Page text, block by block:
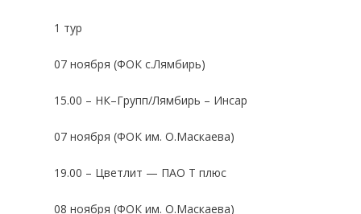
1 тур
07 ноября (ФОК с.Лямбирь)
15.00 – НК–Групп/Лямбирь – Инсар
07 ноября (ФОК им. О.Маскаева)
19.00 – Цветлит — ПАО Т плюс
08 ноября (ФОК им. О.Маскаева)